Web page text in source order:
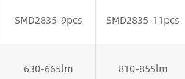
SMD2835-9pcs SMD2835-11pcs
630-665lm 810-855lm